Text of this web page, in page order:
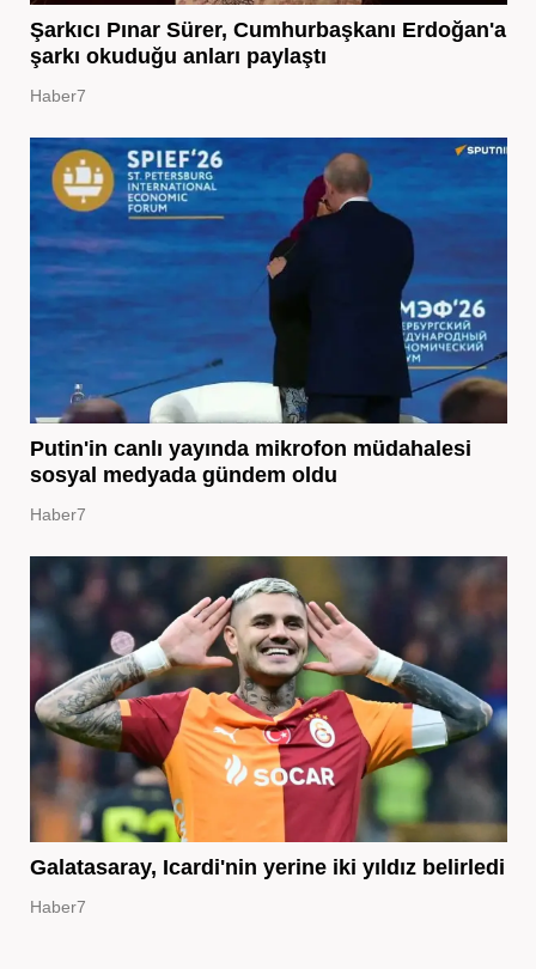
Şarkıcı Pınar Sürer, Cumhurbaşkanı Erdoğan'a
şarkı okuduğu anları paylaştı
Haber7
Putin'in canlı yayında mikrofon müdahalesi
sosyal medyada gündem oldu
Haber7
Galatasaray, Icardi'nin yerine iki yıldız belirledi
Haber7